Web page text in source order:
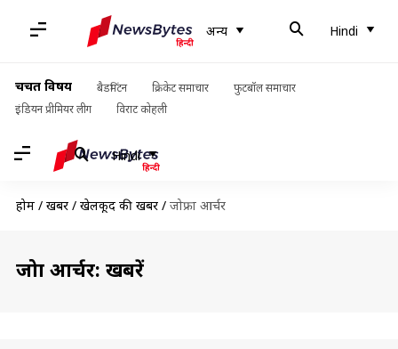
अन्य Hindi
चर्चित विषय बैडमिंटन क्रिकेट समाचार
फुटबॉल समाचार
इंडियन प्रीमियर लीग
विराट कोहली
Hindi
होम / खबरें / खेलकूद की खबरें / जोफ्रा आर्चर
जोफ्रा आर्चर: खबरें